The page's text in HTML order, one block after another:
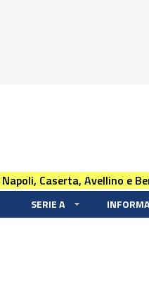
Caserta, Avellino e
SERIE A